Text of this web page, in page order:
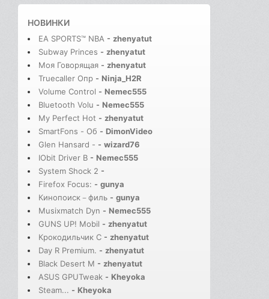
НОВИНКИ
EA SPORTS™ NBA - zhenyatut
Subway Princes - zhenyatut
Моя Говорящая - zhenyatut
Truecaller Опр - Ninja_H2R
Volume Control - Nemec555
Bluetooth Volu - Nemec555
My Perfect Hot - zhenyatut
SmartFons - Об - DimonVideo
Glen Hansard - - wizard76
IObit Driver B - Nemec555
System Shock 2 -
Firefox Focus: - gunya
Кинопоиск－филь - gunya
Musixmatch Dyn - Nemec555
GUNS UP! Mobil - zhenyatut
Крокодильчик С - zhenyatut
Day R Premium. - zhenyatut
Black Desert M - zhenyatut
ASUS GPUTweak - Kheyoka
Steam... - Kheyoka